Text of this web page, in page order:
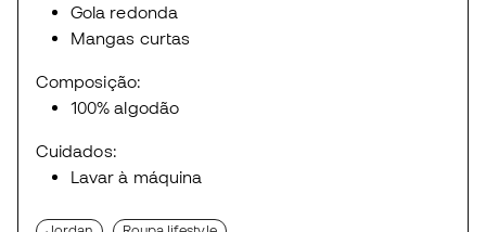
Gola redonda
Mangas curtas
Composição:
100% algodão
Cuidados:
Lavar à máquina